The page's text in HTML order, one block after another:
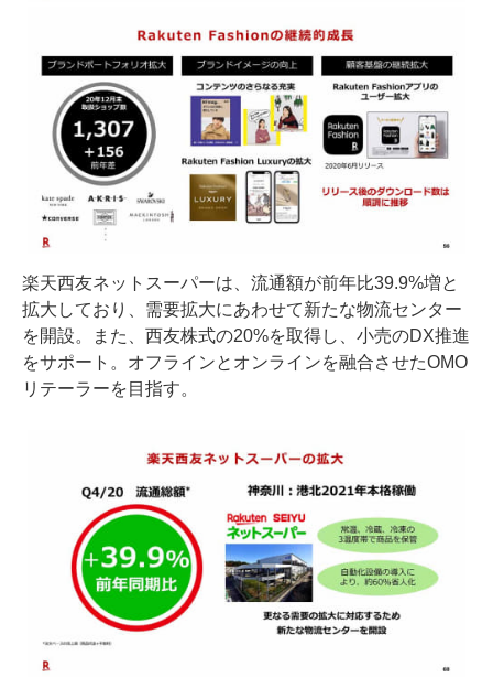
楽天西友ネットスーパーは、流通額が前年比39.9%増と
拡大しており、需要拡大にあわせて新たな物流センター
を開設。また、西友株式の20%を取得し、小売のDX推進
をサポート。オフラインとオンラインを融合させたOMO
リテーラーを目指す。